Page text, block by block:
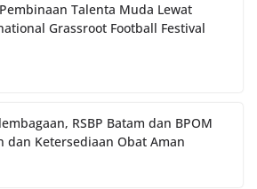
Talenta Muda Lewat
Grassroot Football Festival
RSBP Batam dan BPOM
dan Ketersediaan Obat Aman